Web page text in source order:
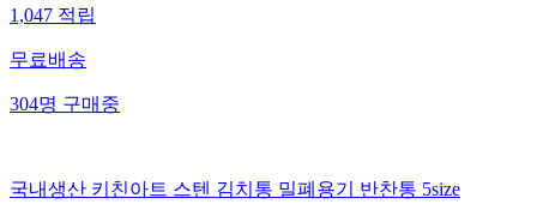
1,047적립
무료배송
304명구매중
국내생산 키친아트 스텐 김치통 밀폐용기 반찬통 5size